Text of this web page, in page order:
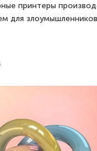
принтеры
для